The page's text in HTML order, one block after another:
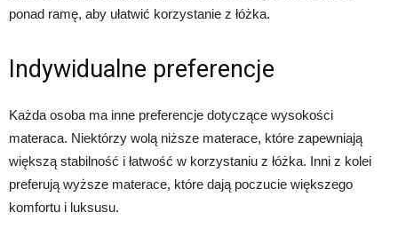
ponad ramę, aby ułatwić korzystanie z łóżka.
Indywidualne preferencje
Każda osoba ma inne preferencje dotyczące wysokości
materaca. Niektórzy wolą niższe materace, które zapewniają
większą stabilność i łatwość w korzystaniu z łóżka. Inni z kolei
preferują wyższe materace, które dają poczucie większego
komfortu i luksusu.